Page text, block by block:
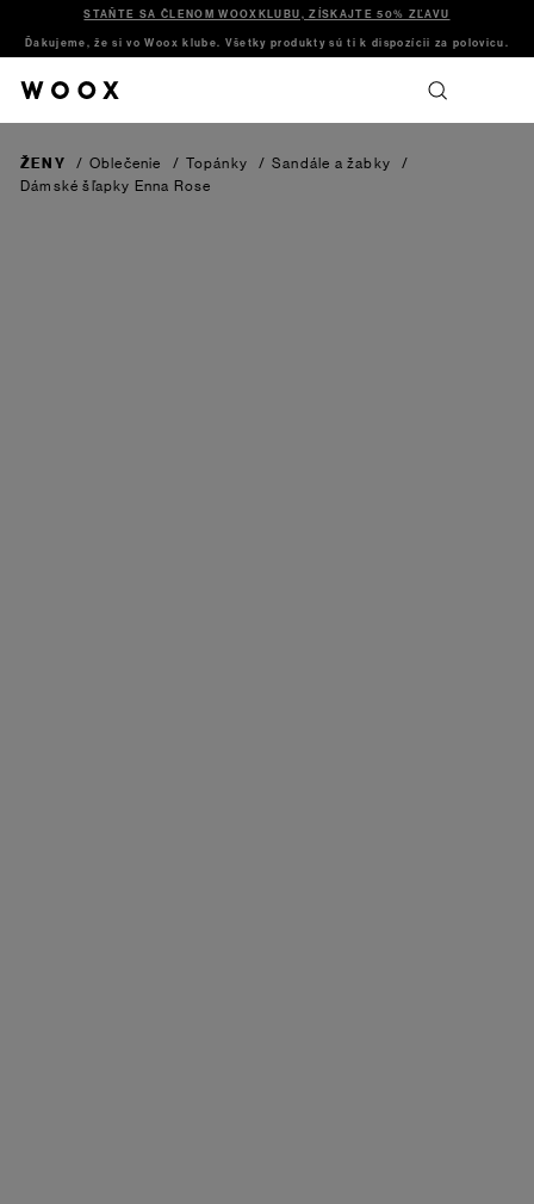
STAŇTE SA ČLENOM WOOXKLUBU, ZÍSKAJTE 50% ZĽAVU
Ďakujeme, že si vo Woox klube. Všetky produkty sú ti k dispozícii za polovicu.
ŽENY / Oblečenie / Topánky / Sandále a žabky
/
Dámské šľapky Enna Rose